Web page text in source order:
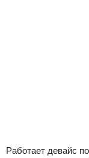
Работает девайс